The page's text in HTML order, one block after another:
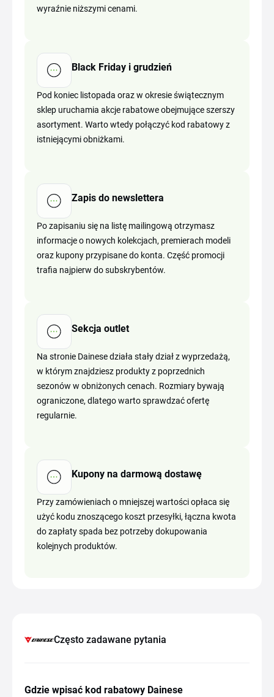
wyraźnie niższymi cenami.
Black Friday i grudzień
Pod koniec listopada oraz w okresie świątecznym
sklep uruchamia akcje rabatowe obejmujące szerszy
asortyment. Warto wtedy połączyć kod rabatowy z
istniejącymi obniżkami.
Zapis do newslettera
Po zapisaniu się na listę mailingową otrzymasz
informacje o nowych kolekcjach, premierach modeli
oraz kupony przypisane do konta. Część promocji
trafia najpierw do subskrybentów.
Sekcja outlet
Na stronie Dainese działa stały dział z wyprzedażą,
w którym znajdziesz produkty z poprzednich
sezonów w obniżonych cenach. Rozmiary bywają
ograniczone, dlatego warto sprawdzać ofertę
regularnie.
Kupony na darmową dostawę
Przy zamówieniach o mniejszej wartości opłaca się
użyć kodu znoszącego koszt przesyłki, łączna kwota
do zapłaty spada bez potrzeby dokupowania
kolejnych produktów.
Często zadawane pytania
Gdzie wpisać kod rabatowy Dainese